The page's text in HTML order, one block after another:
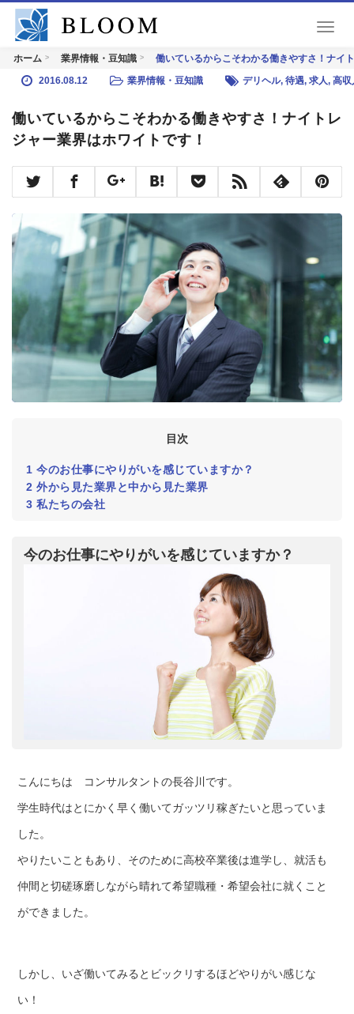
T
g
n
i
g
t
ホーム 業界情報・豆知識 働いているからこそわかる働きやすさ！ナイ
2016.08.12 業界情報・豆知識 デリヘル,待遇,求人,高収
働いているからこそわかる働きやすさ！ナイトレ
ジャー業界はホワイトです！
目次
1 今のお仕事にやりがいを感じていますか？
2 外から見た業界と中から見た業界
3 私たちの会社
今のお仕事にやりがいを感じていますか？
こんにちは コンサルタントの長谷川です。
学生時代はとにかく早く働いてガッツリ稼ぎたいと思っていま
した。
やりたいこともあり、そのために高校卒業後は進学し、就活も
仲間と切磋琢磨しながら晴れて希望職種・希望会社に就くこと
ができました。
しかし、いざ働いてみるとビックリするほどやりがい感じな
い！